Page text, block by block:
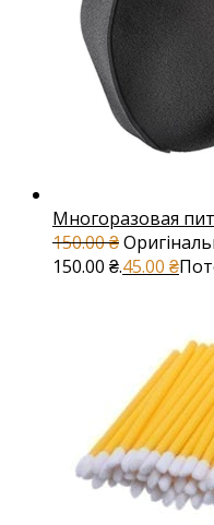
Многоразовая
150.00₴
150.00 ₴.45.00 ₴